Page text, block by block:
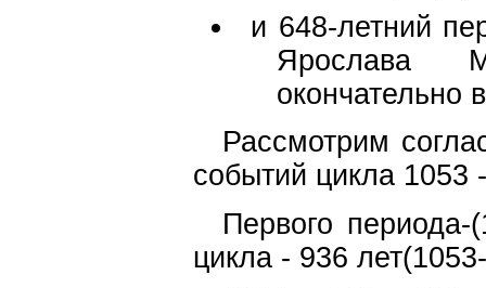
и 648-летний
Ярослава
Рассмотрим
событий цикла 1053
Первого
цикла - 936